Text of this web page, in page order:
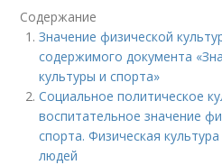
Содержание
Значение физической
содержимого документа
культуры и спорта»
Социальное политическое
воспитательное значение
спорта. Физическая
людей